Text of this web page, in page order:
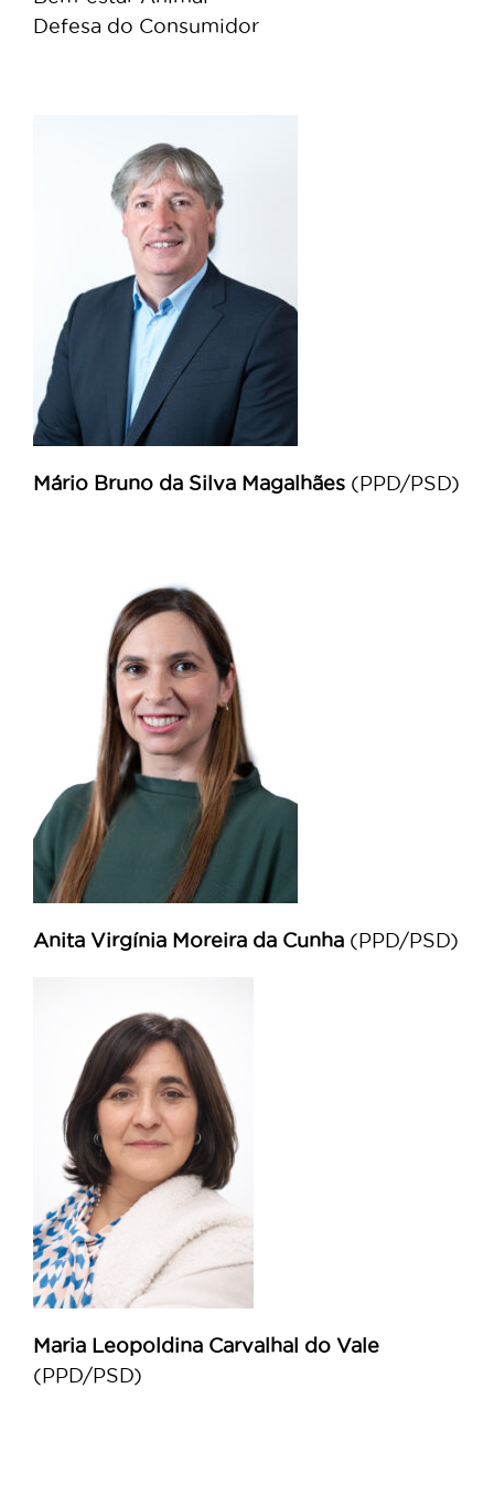
Defesa do Consumidor
Mário Bruno da Silva Magalhães (PPD/PSD)
Anita Virgínia Moreira da Cunha (PPD/PSD)
Maria Leopoldina Carvalhal do Vale
(PPD/PSD)